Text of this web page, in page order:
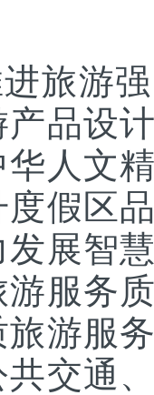
旅游
品设
人文
假区
展智
服务
游服
交通